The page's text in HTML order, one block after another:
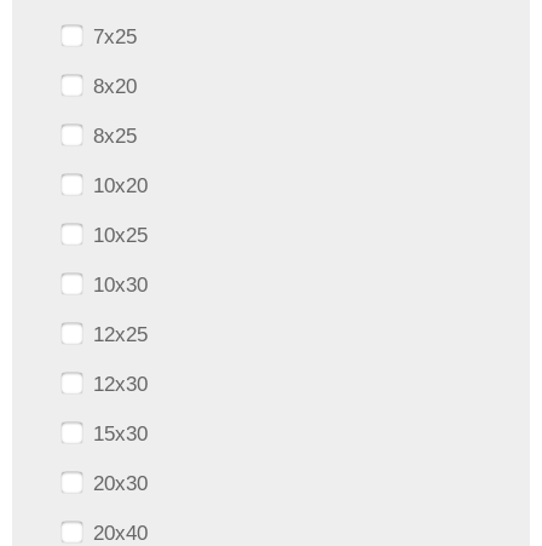
7x25
8x20
8x25
10x20
10x25
10x30
12x25
12x30
15x30
20x30
20x40